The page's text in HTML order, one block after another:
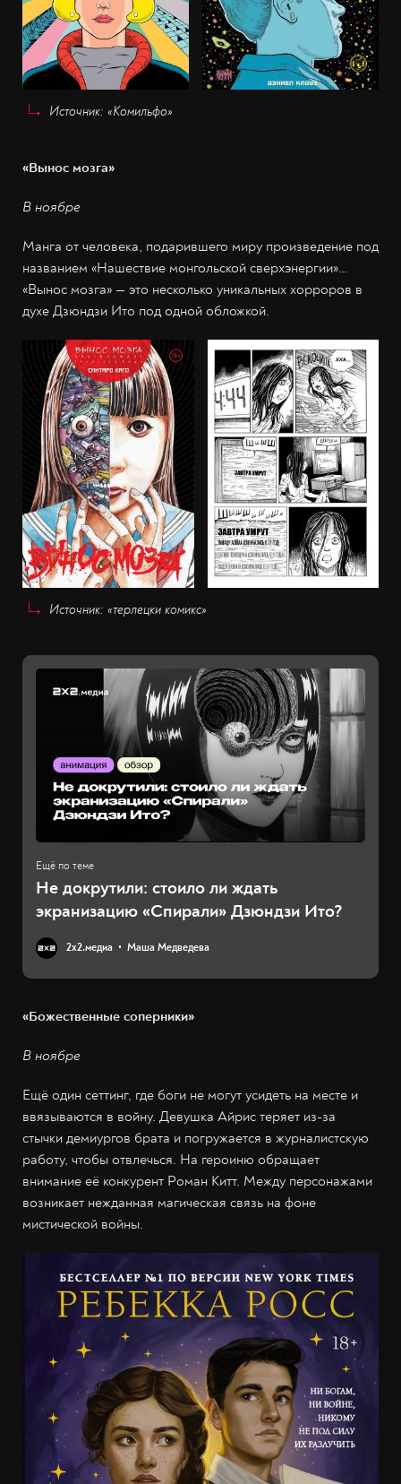
Источник: «Комильфо»
«Вынос мозга»
В ноябре
Манга от человека, подарившего миру произведение под
названием «Нашествие монгольской сверхэнергии»…
«Вынос мозга» — это несколько уникальных хорроров в
духе Дзюндзи Ито под одной обложкой.
Источник: «терлецки комикс»
Не докрутили: стоило ли ждать
экранизацию «Спирали» Дзюндзи Ито?
2х2.медиа Маша Медведева
«Божественные соперники»
В ноябре
Ещё один сеттинг, где боги не могут усидеть на месте и
ввязываются в войну. Девушка Айрис теряет из-за
стычки демиургов брата и погружается в журналистскую
работу, чтобы отвлечься. На героиню обращает
внимание её конкурент Роман Китт. Между персонажами
возникает нежданная магическая связь на фоне
мистической войны.